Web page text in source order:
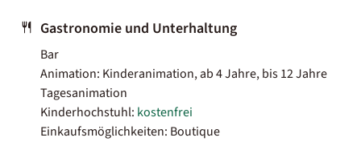
Gastronomie und Unterhaltung
Bar
Animation: Kinderanimation, ab 4 Jahre, bis 12 Jahre
Tagesanimation
Kinderhochstuhl: kostenfrei
Einkaufsmöglichkeiten: Boutique